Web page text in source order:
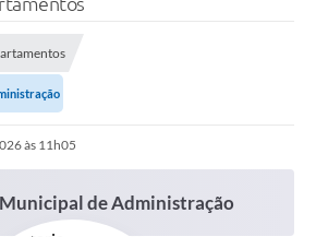
às 11h05
de Administração